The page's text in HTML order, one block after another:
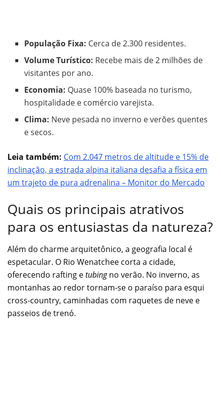
População Fixa: Cerca de 2.300 residentes.
Volume Turístico: Recebe mais de 2 milhões de
visitantes por ano.
Economia: Quase 100% baseada no turismo,
hospitalidade e comércio varejista.
Clima: Neve pesada no inverno e verões quentes
e secos.
Leia também: Com 2.047 metros de altitude e 15% de
inclinação, a estrada alpina italiana desafia a física em
um trajeto de pura adrenalina – Monitor do Mercado
Quais os principais atrativos
para os entusiastas da natureza?
Além do charme arquitetônico, a geografia local é
espetacular. O Rio Wenatchee corta a cidade,
oferecendo rafting etubingno verão. No inverno, as
montanhas ao redor tornam-se o paraíso para esqui
cross-country, caminhadas com raquetes de neve e
passeios de trenó.